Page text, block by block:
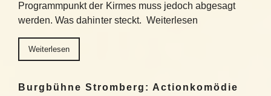
Programmpunkt der Kirmes muss jedoch abgesagt
werden. Was dahinter steckt. Weiterlesen
Weiterlesen
Burgbühne Stromberg: Actionkomödie